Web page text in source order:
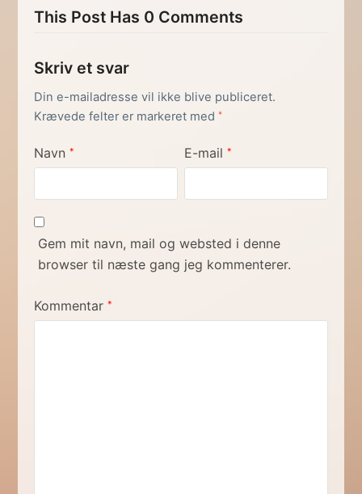
This Post Has 0 Comments
Skriv et svar
Din e-mailadresse vil ikke blive publiceret.
Krævede felter er markeret med*
Navn* E-mail *
Gem mit navn, mail og websted i denne
browser til næste gang jeg kommenterer.
Kommentar*